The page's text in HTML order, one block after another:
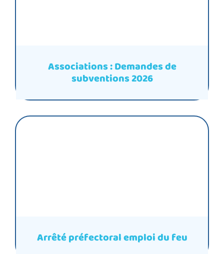
Associations : Demandes de
subventions 2026
Arrêté préfectoral emploi du feu